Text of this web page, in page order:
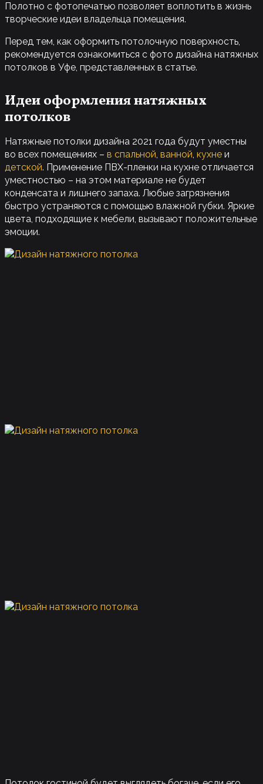
Полотно с фотопечатью позволяет воплотить в жизнь
творческие идеи владельца помещения.
Перед тем, как оформить потолочную поверхность,
рекомендуется ознакомиться с фото дизайна натяжных
потолков в Уфе, представленных в статье.
Идеи оформления натяжных
потолков
Натяжные потолки дизайна 2021 года будут уместны
во всех помещениях – в спальной, ванной, кухне и
детской. Применение ПВХ-пленки на кухне отличается
уместностью – на этом материале не будет
конденсата и лишнего запаха. Любые загрязнения
быстро устраняются с помощью влажной губки. Яркие
цвета, подходящие к мебели, вызывают положительные
эмоции.